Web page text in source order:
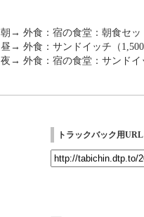
朝→ 外食：宿の食堂：朝食セッ
昼→ 外食：サンドイッチ（
夜→ 外食：宿の食堂：サンドイ
トラックバック用URL